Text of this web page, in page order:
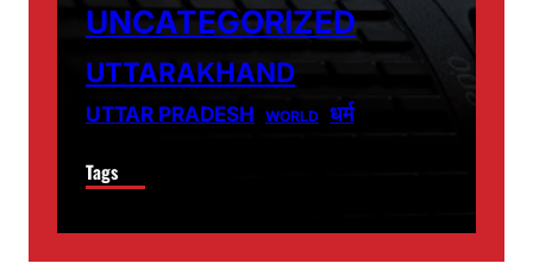
UNCATEGORIZED
UTTARAKHAND
UTTAR PRADESH WORLD धर्म
Tags